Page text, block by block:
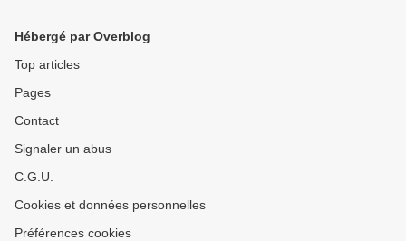
Hébergé par Overblog
Top articles
Pages
Contact
Signaler un abus
C.G.U.
Cookies et données personnelles
Préférences cookies